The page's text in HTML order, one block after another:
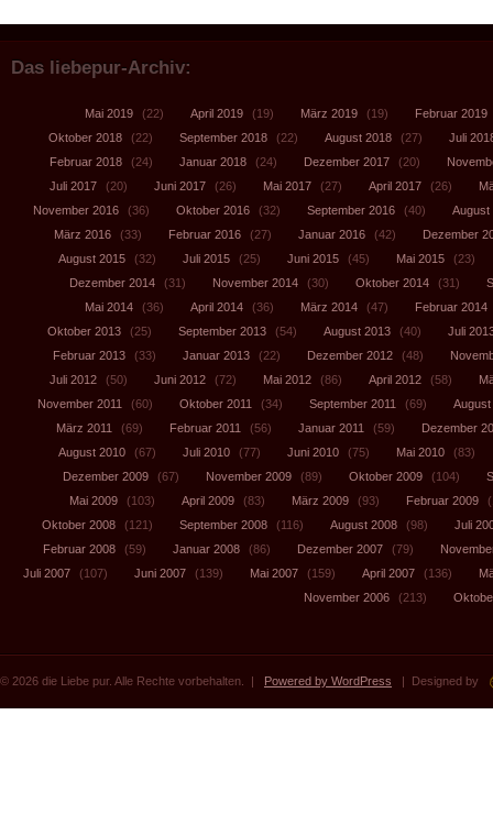
Das liebepur-Archiv:
Mai 2019 (22) April 2019 (19) März 2019 (19) Februar 2019
Oktober 2018
(22) September 2018 (22) August 2018 (27)
Juli
Februar 2018
(24) Januar 2018 (24) Dezember 2017 (20)
Juli 2017
(20) Juni 2017 (26) Mai 2017 (27) April 2017 (26)
November 2016
(36) Oktober 2016 (32) September 2016 (40)
August
März 2016
(33) Februar 2016 (27) Januar 2016 (42)
Dezember
August 2015
(32) Juli 2015 (25) Juni 2015 (45) Mai 2015
(23)
Dezember 2014
(31) November 2014 (30) Oktober 2014 (31)
Mai 2014
(36) April 2014 (36) März 2014 (47) Februar 2014
Oktober 2013
(25) September 2013 (54) August 2013 (40)
Juli
Februar 2013
(33) Januar 2013 (22) Dezember 2012 (48)
Juli 2012
(50) Juni 2012 (72) Mai 2012 (86) April 2012 (58)
November 2011
(60) Oktober 2011 (34) September 2011 (69)
August
März 2011
(69) Februar 2011 (56) Januar 2011 (59)
Dezember
August 2010
(67) Juli 2010 (77) Juni 2010 (75) Mai 2010
(83)
Dezember 2009
(67) November 2009 (89) Oktober 2009 (104)
Mai 2009
(103) April 2009 (83) März 2009 (93) Februar 2009
Oktober 2008
(121) September 2008 (116) August 2008 (98)
Juli
Februar 2008
(59) Januar 2008 (86) Dezember 2007 (79)
Juli 2007
(107) Juni 2007 (139) Mai 2007 (159) April 2007 (136)
November 2006
(213)
© 2026 die Liebe pur. Alle Rechte vorbehalten. | Powered by WordPress | Designed by